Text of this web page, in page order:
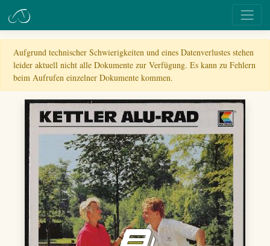
Aufgrund technischer Schwierigkeiten und eines Datenverlustes stehen
leider aktuell nicht alle Dokumente zur Verfügung. Es kann zu Fehlern
beim Aufrufen einzelner Dokumente kommen.